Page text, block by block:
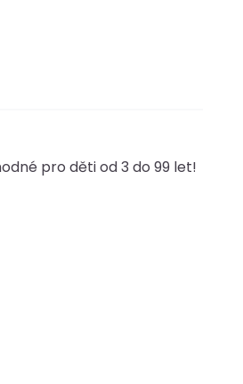
pro děti od 3 do 99 let!